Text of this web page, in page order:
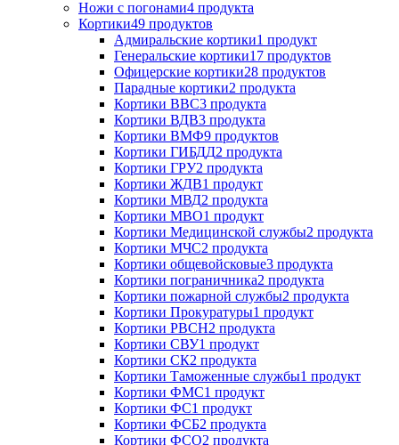
Ножи с погонами4 продукта
Кортики49 продуктов
Адмиральские кортики1 продукт
Генеральские кортики17 продуктов
Офицерские кортики28 продуктов
Парадные кортики2 продукта
Кортики ВВС3 продукта
Кортики ВДВ3 продукта
Кортики ВМФ9 продуктов
Кортики ГИБДД2 продукта
Кортики ГРУ2 продукта
Кортики ЖДВ1 продукт
Кортики МВД2 продукта
Кортики МВО1 продукт
Кортики Медицинской службы2 продукта
Кортики МЧС2 продукта
Кортики общевойсковые3 продукта
Кортики пограничника2 продукта
Кортики пожарной службы2 продукта
Кортики Прокуратуры1 продукт
Кортики РВСН2 продукта
Кортики СВУ1 продукт
Кортики СК2 продукта
Кортики Таможенные службы1 продукт
Кортики ФМС1 продукт
Кортики ФС1 продукт
Кортики ФСБ2 продукта
Кортики ФСО2 продукта